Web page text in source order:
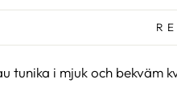
tunika i mjuk och bekväm